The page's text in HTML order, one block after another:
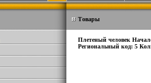
Товары
Плетеный человек
Региональный код: 5